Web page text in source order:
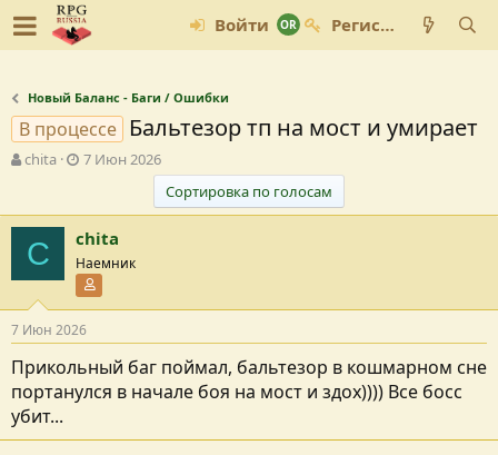
Войти Регистрация
Новый Баланс - Баги / Ошибки
В процессе Бальтезор тп на мост и умирает
А
о
т
е
м
chita
Д
а
с
о
з
д
н
я
7 Июн 2026
Сортировка по голосам
C chita
Наемник
7 Июн 2026
Прикольный баг поймал, бальтезор в кошмарном сне
портанулся в начале боя на мост и здох)))) Все босс
убит...